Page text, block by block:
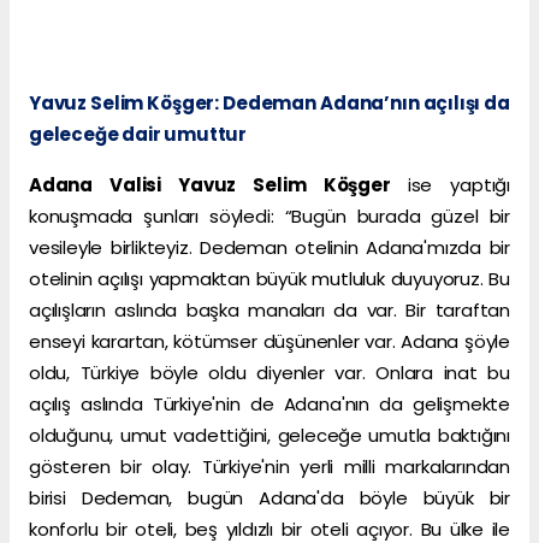
Yavuz Selim Köşger: Dedeman Adana’nın açılışı da
geleceğe dair umuttur
Adana Valisi Yavuz Selim Köşger ise yaptığı
konuşmada şunları söyledi: “Bugün burada güzel bir
vesileyle birlikteyiz. Dedeman otelinin Adana'mızda bir
otelinin açılışı yapmaktan büyük mutluluk duyuyoruz. Bu
açılışların aslında başka manaları da var. Bir taraftan
enseyi karartan, kötümser düşünenler var. Adana şöyle
oldu, Türkiye böyle oldu diyenler var. Onlara inat bu
açılış aslında Türkiye'nin de Adana'nın da gelişmekte
olduğunu, umut vadettiğini, geleceğe umutla baktığını
gösteren bir olay. Türkiye'nin yerli milli markalarından
birisi Dedeman, bugün Adana'da böyle büyük bir
konforlu bir oteli, beş yıldızlı bir oteli açıyor. Bu ülke ile